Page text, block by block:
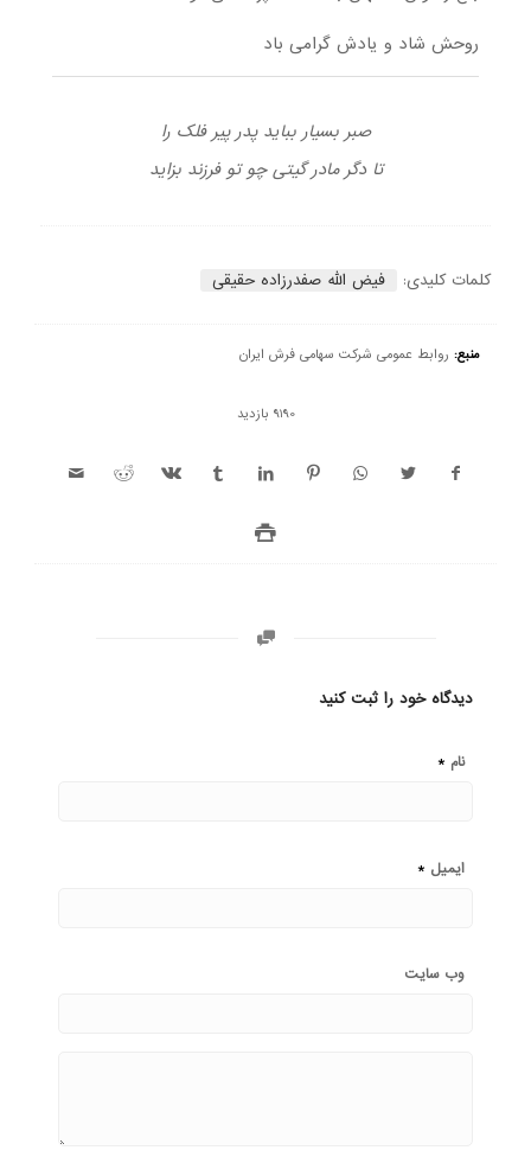
روحش شاد و یادش گرامی باد
صبر بسیار بباید پدر پیر فلک را
تا دگر مادر گیتی چو تو فرزند بزاید
کلمات کلیدی: فیض الله صفدرزاده حقیقی
منبع: روابط عمومی شرکت سهامی فرش ایران
9190 بازدید
دیدگاه خود را ثبت کنید
نام *
ایمیل *
وب‌ سایت